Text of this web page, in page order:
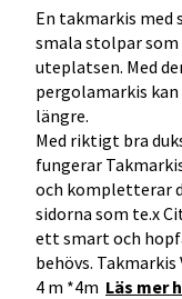
En takmarkis
smala stolpar
uteplatsen. Med
pergolamarkis
längre.
Med riktigt bra
fungerar
och kompletterar
sidorna som te.x
ett smart och
behövs.
4 m *4m Läs mer